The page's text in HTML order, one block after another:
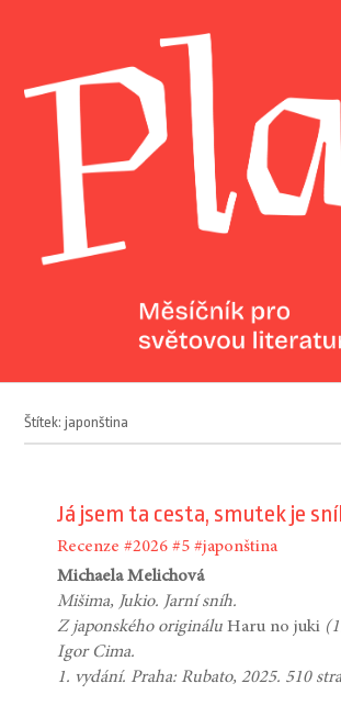
Štítek: japonština
Já jsem ta cesta, smutek je
Recenze #2026 #5 #japonština
Michaela Melichová
Mišima, Jukio. Jarní sníh.
Z japonského origináluHaru no juki
Igor Cima.
1. vydání. Praha: Rubato, 2025. 510